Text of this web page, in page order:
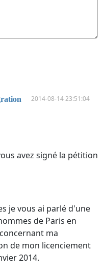
2014-08-14 23:51:04
avez signé la pétition
je vous ai parlé d'une
de Paris en
ma
de mon licenciement
2014.